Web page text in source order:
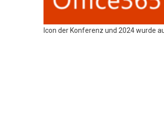
Icon der Konferenz und 2024 wurde